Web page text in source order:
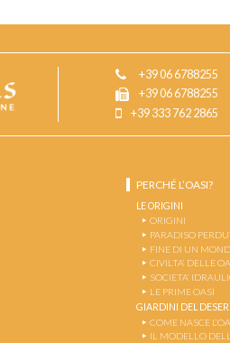
+39 06 6788255
+39 06 6788255
+39 333 762 2865
PERCHÉ L’OASI?
LE ORIGINI
ORIGINI
PARADISO
FINE DI UN
CIVILTA’ DELLE
SOCIETA’
LE PRIME OASI
GIARDINI DEL
COME NASCE
IL MODELLO